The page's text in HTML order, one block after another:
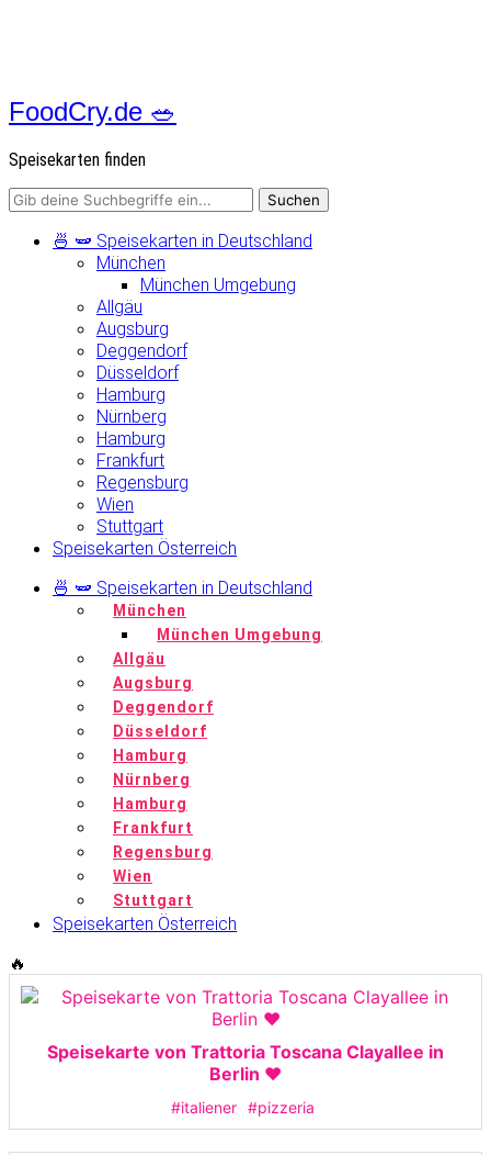
FoodCry.de 🥗
Speisekarten finden
🍜 🫛 Speisekarten in Deutschland
München
München Umgebung
Allgäu
Augsburg
Deggendorf
Düsseldorf
Hamburg
Nürnberg
Hamburg
Frankfurt
Regensburg
Wien
Stuttgart
Speisekarten Österreich
🍜 🫛 Speisekarten in Deutschland
München
München Umgebung
Allgäu
Augsburg
Deggendorf
Düsseldorf
Hamburg
Nürnberg
Hamburg
Frankfurt
Regensburg
Wien
Stuttgart
Speisekarten Österreich
🔥
Speisekarte von Trattoria Toscana Clayallee in
Berlin ❤️
#italiener #pizzeria